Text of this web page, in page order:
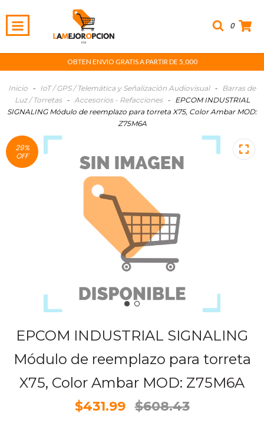
0
OBTEN ENVIO GRATIS A PARTIR DE 5,000
Inicio - IoT / GPS / Telemática y Señalización Audiovisual - Barras de
Luz / Torretas
- Accesorios - Refacciones -
EPCOM INDUSTRIAL
SIGNALING Módulo de reemplazo para torreta X75, Color Ambar MOD:
Z75M6A
29%
OFF
EPCOM INDUSTRIAL SIGNALING
Módulo de reemplazo para torreta
X75, Color Ambar MOD: Z75M6A
$431.99 $608.43